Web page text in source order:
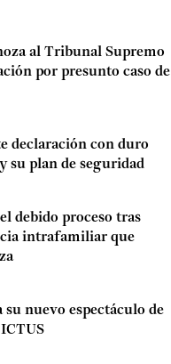
al Tribunal Supremo
por presunto caso de
declaración con duro
su plan de seguridad
debido proceso tras
intrafamiliar que
nuevo espectáculo de